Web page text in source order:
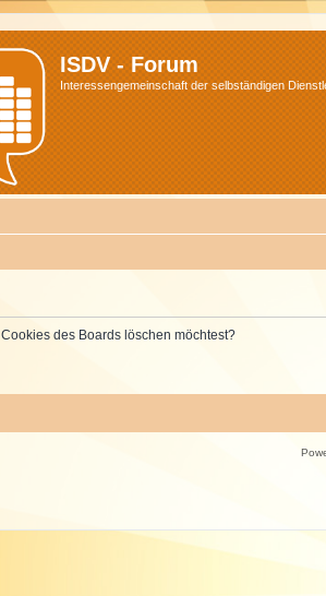
ISDV - Forum
Interessengemeinschaft der selbständigen
des Boards löschen möchtest?